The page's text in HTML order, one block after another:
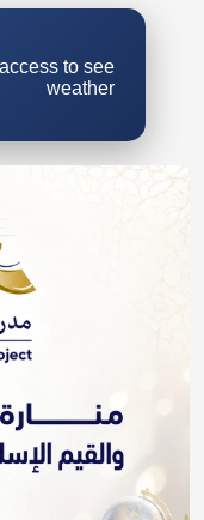
to see
weather